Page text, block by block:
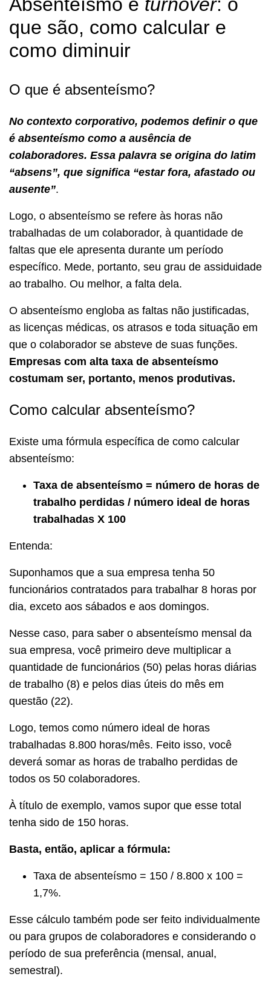
que são, como calcular e
como diminuir
O que é absenteísmo?
No contexto corporativo, podemos definir o que
é absenteísmo como a ausência de
colaboradores. Essa palavra se origina do latim
“absens”, que significa “estar fora, afastado ou
ausente”.
Logo, o absenteísmo se refere às horas não
trabalhadas de um colaborador, à quantidade de
faltas que ele apresenta durante um período
específico. Mede, portanto, seu grau de assiduidade
ao trabalho. Ou melhor, a falta dela.
O absenteísmo engloba as faltas não justificadas,
as licenças médicas, os atrasos e toda situação em
que o colaborador se absteve de suas funções.
Empresas com alta taxa de absenteísmo
costumam ser, portanto, menos produtivas.
Como calcular absenteísmo?
Existe uma fórmula específica de como calcular
absenteísmo:
Taxa de absenteísmo = número de horas de
trabalho perdidas / número ideal de horas
trabalhadas X 100
Entenda:
Suponhamos que a sua empresa tenha 50
funcionários contratados para trabalhar 8 horas por
dia, exceto aos sábados e aos domingos.
Nesse caso, para saber o absenteísmo mensal da
sua empresa, você primeiro deve multiplicar a
quantidade de funcionários (50) pelas horas diárias
de trabalho (8) e pelos dias úteis do mês em
questão (22).
Logo, temos como número ideal de horas
trabalhadas 8.800 horas/mês. Feito isso, você
deverá somar as horas de trabalho perdidas de
todos os 50 colaboradores.
À título de exemplo, vamos supor que esse total
tenha sido de 150 horas.
Basta, então, aplicar a fórmula:
Taxa de absenteísmo = 150 / 8.800 x 100 =
1,7%.
Esse cálculo também pode ser feito individualmente
ou para grupos de colaboradores e considerando o
período de sua preferência (mensal, anual,
semestral).